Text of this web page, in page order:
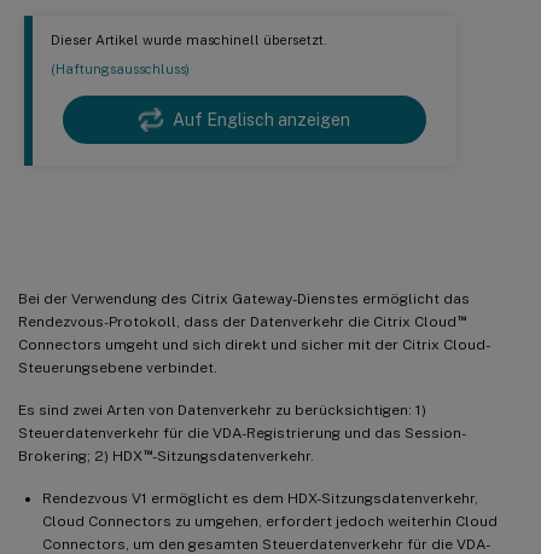
Dieser Artikel wurde maschinell übersetzt.
(Haftungsausschluss)
Auf Englisch anzeigen
Bei der Verwendung des Citrix Gateway-Dienstes ermöglicht das
Rendezvous-Protokoll, dass der Datenverkehr die Citrix Cloud ™
Connectors umgeht und sich direkt und sicher mit der Citrix Cloud-
Steuerungsebene verbindet.
Es sind zwei Arten von Datenverkehr zu berücksichtigen: 1)
Steuerdatenverkehr für die VDA-Registrierung und das Session-
Brokering; 2) HDX ™-Sitzungsdatenverkehr.
Rendezvous V1 ermöglicht es dem HDX-Sitzungsdatenverkehr,
Cloud Connectors zu umgehen, erfordert jedoch weiterhin Cloud
Connectors, um den gesamten Steuerdatenverkehr für die VDA-